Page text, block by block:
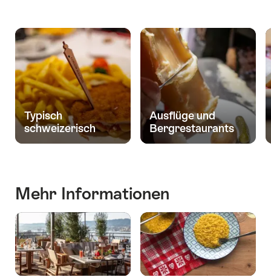
Typisch
schweizerisch
Ausflüge und
Bergrestaurants
Mehr Informationen